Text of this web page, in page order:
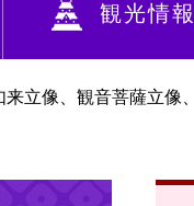
観光情報
立像、観音菩薩立像